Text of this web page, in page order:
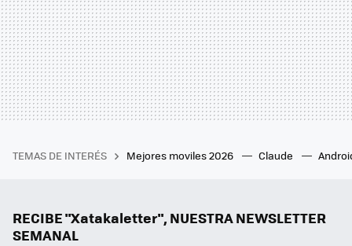
TEMAS DE INTERÉS Mejores moviles 2026 Claude
RECIBE "Xatakaletter", NUESTRA NEWSLETTER
SEMANAL